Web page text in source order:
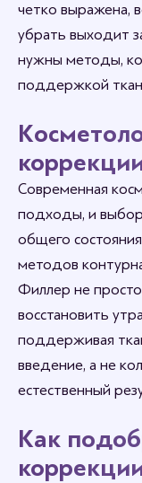
четко выражена,
убрать выходит
нужны методы,
поддержкой
Современная
подходы, и выбор
общего
методов
Филлер не просто
восстановить
поддерживая
введение, а не
естественный
Как